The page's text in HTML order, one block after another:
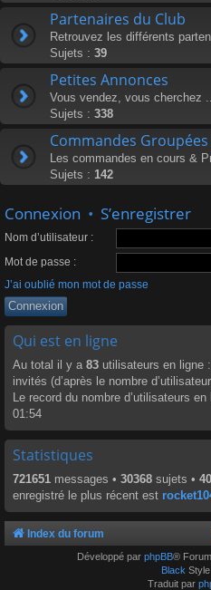
Partenaires du Club
Retrouvez les différents
Sujets : 39
Petites Annonces
Vous vendez, vous cherchez
Sujets : 338
Commandes Groupées
Les commandes en cours &
Sujets : 142
Connexion • S’enregistrer
Nom d’utilisateur :
Mot de passe :
J’ai oublié mon mot de passe
Qui est en ligne
Au total il y a 83 utilisateurs en ligne
invités (d’après le nombre
Le record du nombre d’utilisateurs
01:54
Statistiques
721651 messages • 30368 sujets •
enregistré le plus récent est
Index du forum
Développé par phpBB®
Black
Traduit par